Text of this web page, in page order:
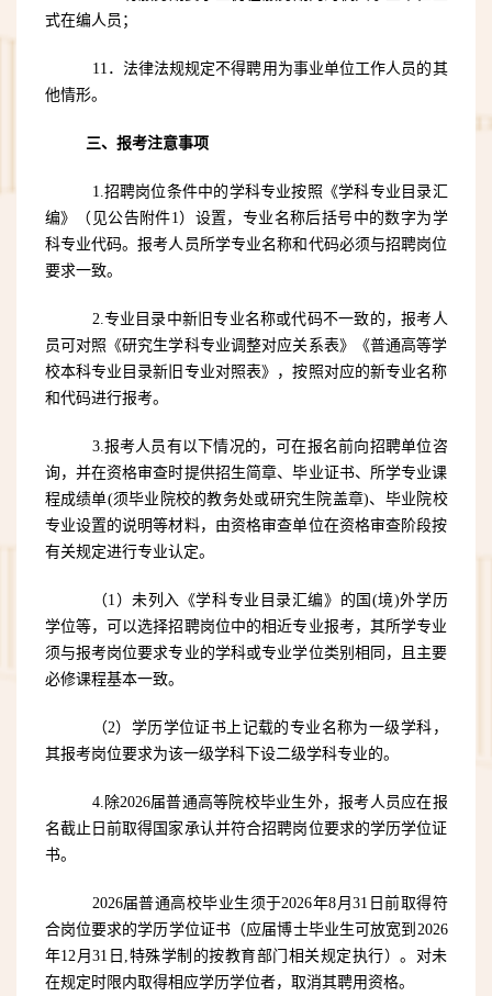
式在编人员；
11．法律法规规定不得聘用为事业单位工作人员的其
他情形。
三、报考注意事项
1.招聘岗位条件中的学科专业按照《学科专业目录汇
编》（见公告附件1）设置，专业名称后括号中的数字为学
科专业代码。报考人员所学专业名称和代码必须与招聘岗位
要求一致。
2.专业目录中新旧专业名称或代码不一致的，报考人
员可对照《研究生学科专业调整对应关系表》《普通高等学
校本科专业目录新旧专业对照表》，按照对应的新专业名称
和代码进行报考。
3.报考人员有以下情况的，可在报名前向招聘单位咨
询，并在资格审查时提供招生简章、毕业证书、所学专业课
程成绩单(须毕业院校的教务处或研究生院盖章)、毕业院校
专业设置的说明等材料，由资格审查单位在资格审查阶段按
有关规定进行专业认定。
（1 ）未列入《学科专业目录汇编》的国 (境)外学历
学位等，可以选择招聘岗位中的相近专业报考，其所学专业
须与报考岗位要求专业的学科或专业学位类别相同，且主要
必修课程基本一致。
（2）学历学位证书上记载的专业名称为一级学科，
其报考岗位要求为该一级学科下设二级学科专业的。
4.除2026届普通高等院校毕业生外，报考人员应在报
名截止日前取得国家承认并符合招聘岗位要求的学历学位证
书。
2026届普通高校毕业生须于2026年8月31日前取得符
合岗位要求的学历学位证书（应届博士毕业生可放宽到2026
年12月31日,特殊学制的按教育部门相关规定执行）。对未
在规定时限内取得相应学历学位者，取消其聘用资格。